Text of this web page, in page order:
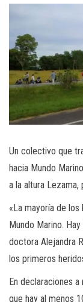
Un colectivo que
hacia Mundo
a la altura
«La mayoría de
Mundo Marino.
doctora Alejandra
los primeros
En declaraciones
que hay al menos